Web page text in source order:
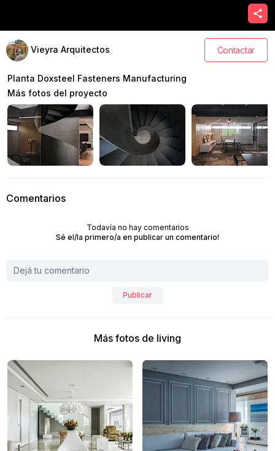
Vieyra Arquitectos Contactar
Planta Doxsteel Fasteners Manufacturing
Más fotos del proyecto
Comentarios
Todavía no hay comentarios
Sé el/la primero/a en publicar un comentario!
Publicar
Más fotos de living